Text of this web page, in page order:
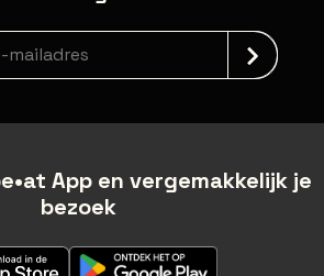
App en vergemakkelijk je
bezoek